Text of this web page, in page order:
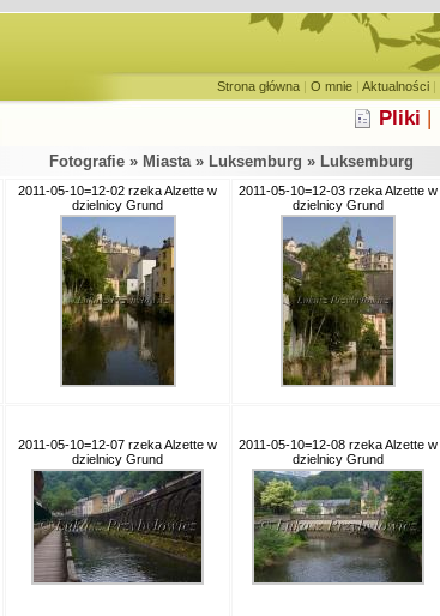
Strona główna | O mnie | Aktualności |
Pliki |
Fotografie » Miasta » Luksemburg » Luksemburg
2011-05-10=12-02 rzeka Alzette w
dzielnicy Grund
2011-05-10=12-03 rzeka Alzette w
dzielnicy Grund
2011-05-10=12-07 rzeka Alzette w
dzielnicy Grund
2011-05-10=12-08 rzeka Alzette w
dzielnicy Grund